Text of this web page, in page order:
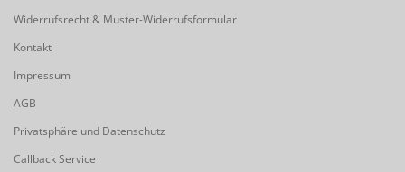
Widerrufsrecht & Muster-Widerrufsformular
Kontakt
Impressum
AGB
Privatsphäre und Datenschutz
Callback Service